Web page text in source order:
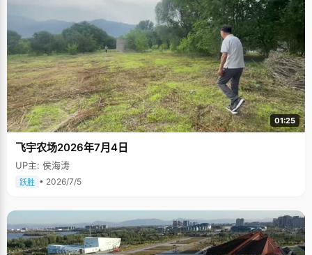
01:25
飞宇农场2026年7月4日
UP主: 侯海涛
跃胜 • 2026/7/5